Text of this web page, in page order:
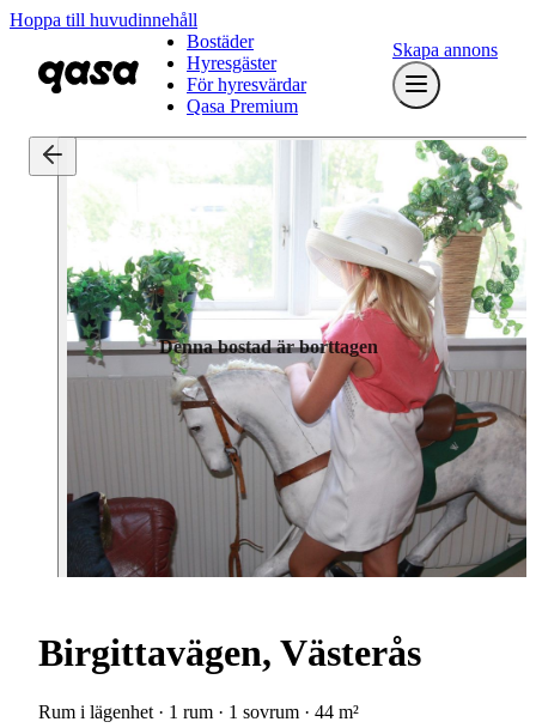
Hoppa till huvudinnehåll
Bostäder
Hyresgäster
För hyresvärdar
Qasa Premium
Skapa annons
Denna bostad är borttagen
Birgittavägen, Västerås
Rum i lägenhet · 1 rum · 1 sovrum · 44 m²